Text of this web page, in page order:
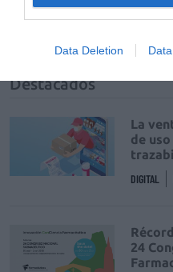
Data Deletion
medicamentos sin receta
Destacados
La
de
DIGITAL
24